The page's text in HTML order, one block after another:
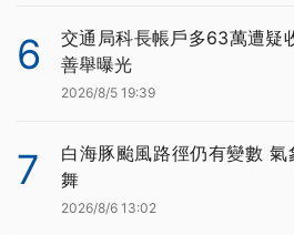
6
交通局科長帳戶多63萬遭疑
善舉曝光
2026/8/5 19:39
7
白海豚颱風路徑仍有變數
舞
2026/8/6 13:02